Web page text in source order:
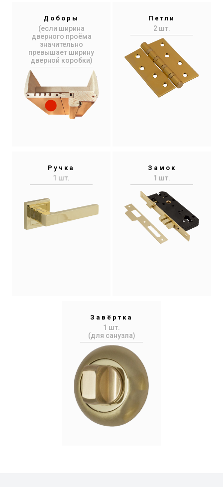
Доборы
(если ширина
дверного проёма
значительно
превышает ширину
дверной коробки)
Петли
2 шт.
Ручка
1 шт.
Замок
1 шт.
Завёртка
1 шт.
(для санузла)